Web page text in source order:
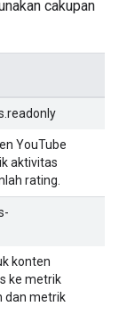
cakupan
YouTube
aktivitas
rating.
konten
ke metrik
dan metrik